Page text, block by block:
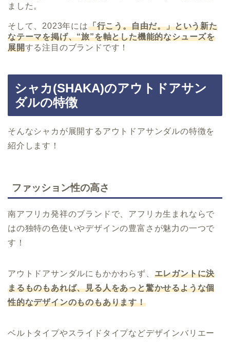
ました。
そして、2023年には「行こう。自由だ。」という新た
なテーマを掲げ、“旅”を軸とした機能的なシューズを
展開する注目のブランドです！
シャカ(SHAKA)のアウトドアサン
ダルの特徴
そんなシャカが展開するアウトドアサンダルの特徴を
紹介します！
ファッション性の高さ
南アフリカ発祥のブランドで、アフリカ生まれならで
はの独特の色使いやデザインの豊富さが魅力の一つで
す！
アウトドアサンダルにもかかわらず、 エレガントに決
まるものもあれば、見る人をあっと驚かせるような個
性的なデザインのものもあります！
ベルトタイプやスライドタイプなどデザインバリエー